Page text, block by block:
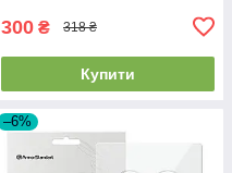
300 ₴ 318 ₴
Купити
–6%